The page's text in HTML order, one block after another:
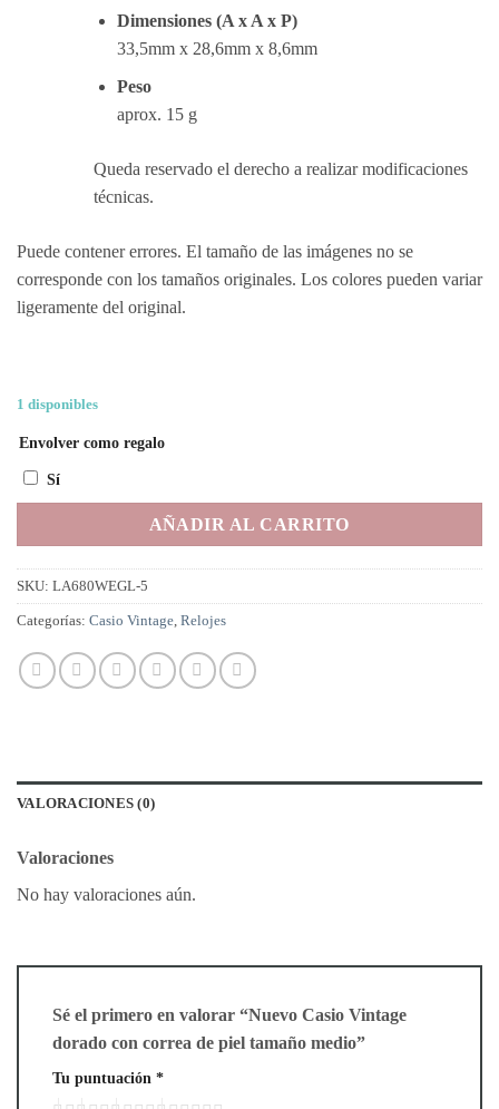
Dimensiones (A x A x P)
33,5mm x 28,6mm x 8,6mm
Peso
aprox. 15 g
Queda reservado el derecho a realizar modificaciones
técnicas.
Puede contener errores. El tamaño de las imágenes no se
corresponde con los tamaños originales. Los colores pueden variar
ligeramente del original.
1 disponibles
Envolver como regalo
Sí
AÑADIR AL CARRITO
SKU: LA680WEGL-5
Categorías: Casio Vintage, Relojes
VALORACIONES (0)
Valoraciones
No hay valoraciones aún.
Sé el primero en valorar “Nuevo Casio Vintage
dorado con correa de piel tamaño medio”
Tu puntuación *